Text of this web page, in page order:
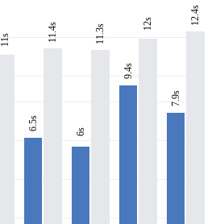
11s
6.5s
11.4s
6s
11.3s
9.4s
12s
7.9s
12.4s